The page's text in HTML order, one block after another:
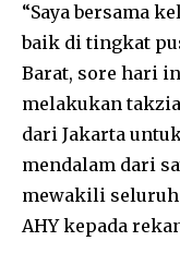
“Saya bersama
baik di tingkat
Barat, sore hari
melakukan
dari Jakarta
mendalam dari
mewakili seluruh
AHY kepada